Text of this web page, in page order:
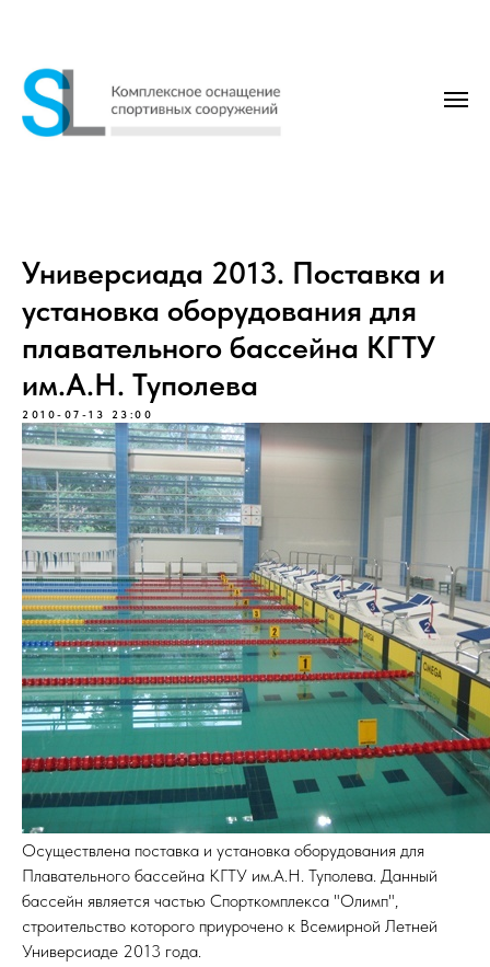
Универсиада 2013. Поставка и
установка оборудования для
плавательного бассейна КГТУ
им.А.Н. Туполева
2010-07-13 23:00
Осуществлена поставка и установка оборудования для
Плавательного бассейна КГТУ им.А.Н. Туполева. Данный
бассейн является частью Спорткомплекса "Олимп",
строительство которого приурочено к Всемирной Летней
Универсиаде 2013 года.